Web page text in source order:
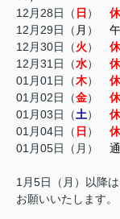
12月28日（ 日 ）
12月29日（ 月 ）
12月30日（火）
12月31日（水）
01月01日（木）
01月02日（金）
01月03日（土）
01月04日（ 日 ）
01月05日（月）
1月5日（月）以降
お願いいたします。